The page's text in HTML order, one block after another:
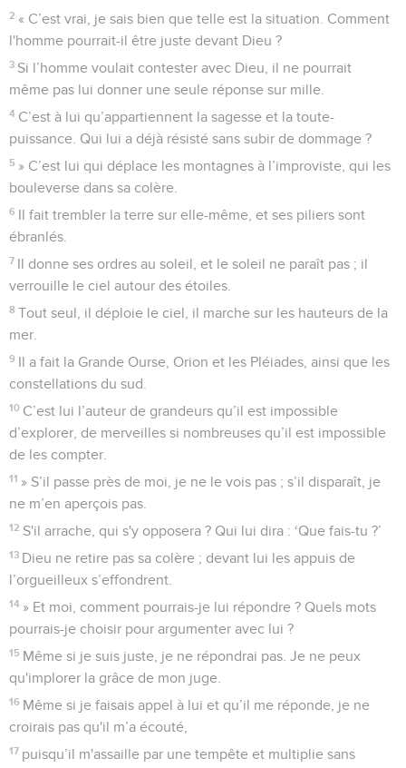
2 « C’est vrai, je sais bien que telle est la situation. Comment
l'homme pourrait-il être juste devant Dieu ?
3 Si l’homme voulait contester avec Dieu, il ne pourrait
même pas lui donner une seule réponse sur mille.
4 C’est à lui qu’appartiennent la sagesse et la toute-
puissance. Qui lui a déjà résisté sans subir de dommage ?
5 » C’est lui qui déplace les montagnes à l’improviste, qui les
bouleverse dans sa colère.
6 Il fait trembler la terre sur elle-même, et ses piliers sont
ébranlés.
7 Il donne ses ordres au soleil, et le soleil ne paraît pas ; il
verrouille le ciel autour des étoiles.
8 Tout seul, il déploie le ciel, il marche sur les hauteurs de la
mer.
9 Il a fait la Grande Ourse, Orion et les Pléiades, ainsi que les
constellations du sud.
10 C’est lui l’auteur de grandeurs qu’il est impossible
d’explorer, de merveilles si nombreuses qu’il est impossible
de les compter.
11 » S’il passe près de moi, je ne le vois pas ; s’il disparaît, je
ne m’en aperçois pas.
12 S'il arrache, qui s'y opposera ? Qui lui dira : ‘Que fais-tu ?’
13 Dieu ne retire pas sa colère ; devant lui les appuis de
l’orgueilleux s’effondrent.
14 » Et moi, comment pourrais-je lui répondre ? Quels mots
pourrais-je choisir pour argumenter avec lui ?
15 Même si je suis juste, je ne répondrai pas. Je ne peux
qu'implorer la grâce de mon juge.
16 Même si je faisais appel à lui et qu’il me réponde, je ne
croirais pas qu'il m’a écouté,
17 puisqu’il m'assaille par une tempête et multiplie sans